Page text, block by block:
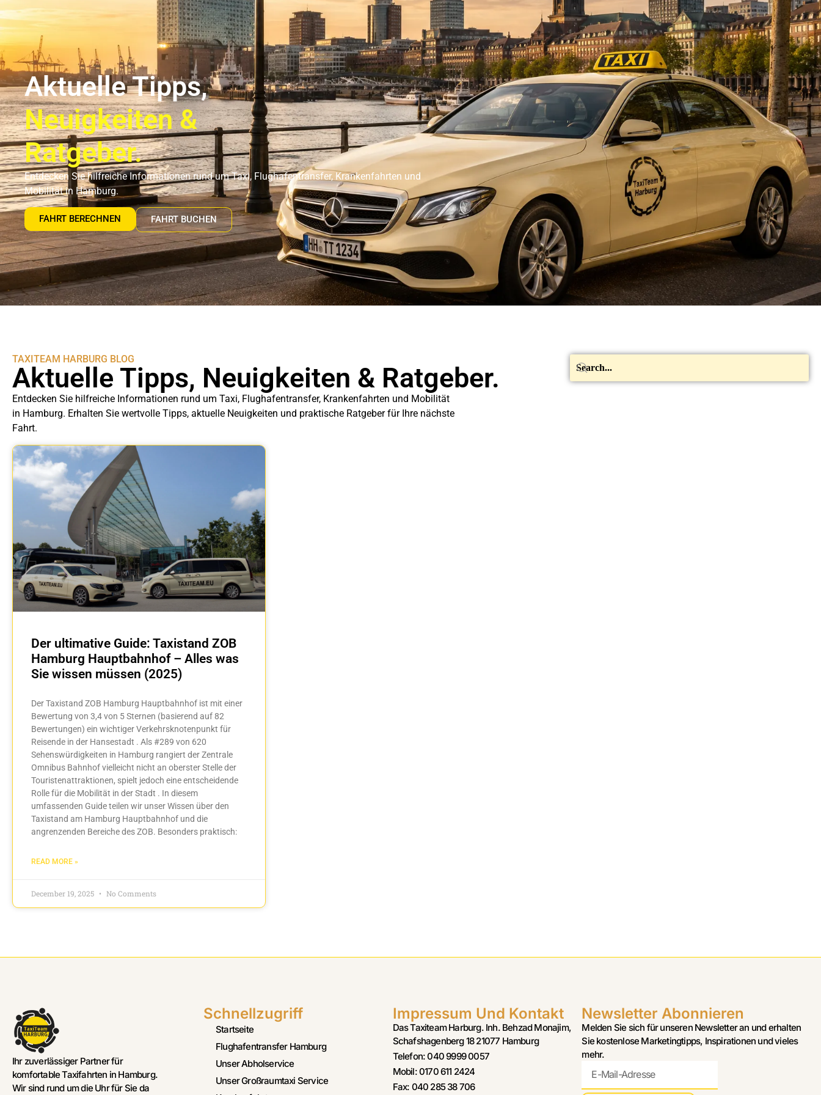
Flughafentransfer Hamburg Unser Abholservice Unser Großraumtaxi Service Krankenfahrten
Blog
Impressum
Mehr
Fahrt
buchen
DE
Aktuelle Tipps,
Neuigkeiten &
Ratgeber.
Entdecken Sie hilfreiche Informationen rund um Taxi, Flughafentransfer, Krankenfahrten und
Mobilität in Hamburg.
FAHRT BERECHNEN FAHRT BUCHEN
TAXITEAM HARBURG BLOG
Aktuelle Tipps, Neuigkeiten & Ratgeber.
Entdecken Sie hilfreiche Informationen rund um Taxi, Flughafentransfer, Krankenfahrten und Mobilität
in Hamburg. Erhalten Sie wertvolle Tipps, aktuelle Neuigkeiten und praktische Ratgeber für Ihre nächste
Fahrt.
Der ultimative Guide: Taxistand ZOB
Hamburg Hauptbahnhof – Alles was
Sie wissen müssen (2025)
Der Taxistand ZOB Hamburg Hauptbahnhof ist mit einer
Bewertung von 3,4 von 5 Sternen (basierend auf 82
Bewertungen) ein wichtiger Verkehrsknotenpunkt für
Reisende in der Hansestadt . Als #289 von 620
Sehenswürdigkeiten in Hamburg rangiert der Zentrale
Omnibus Bahnhof vielleicht nicht an oberster Stelle der
Touristenattraktionen, spielt jedoch eine entscheidende
Rolle für die Mobilität in der Stadt . In diesem
umfassenden Guide teilen wir unser Wissen über den
Taxistand am Hamburg Hauptbahnhof und die
angrenzenden Bereiche des ZOB. Besonders praktisch:
READ MORE »
December 19, 2025 No Comments
Ihr zuverlässiger Partner für
komfortable Taxifahrten in Hamburg.
Wir sind rund um die Uhr für Sie da
Schnellzugriff
Startseite
Flughafentransfer Hamburg
Unser Abholservice
Unser Großraumtaxi Service
Impressum Und Kontakt
Das Taxiteam Harburg. Inh. Behzad Monajim,
Schafshagenberg 18 21077 Hamburg
Telefon: 040 9999 0057
Mobil: 0170 611 2424
Fax: 040 285 38 706
Newsletter Abonnieren
Melden Sie sich für unseren Newsletter an und erhalten
Sie kostenlose Marketingtipps, Inspirationen und vieles
mehr.